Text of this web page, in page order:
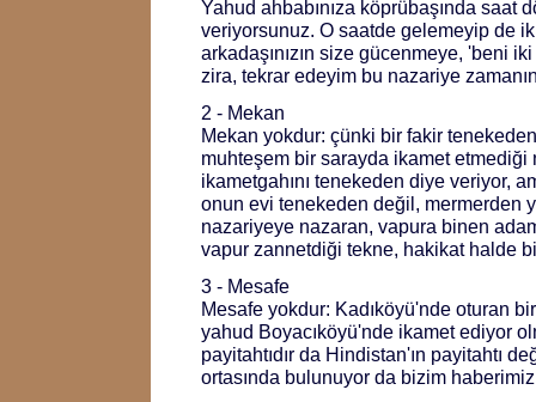
Yahud ahbabınıza köprübaşında saat
veriyorsunuz. O saatde gelemeyip de
arkadaşınızın size gücenmeye, 'beni
zira, tekrar edeyim bu nazariye
2 - Mekan
Mekan yokdur: çünki bir fakir
muhteşem bir sarayda ikamet
ikametgahını tenekeden diye veriyor,
onun evi tenekeden değil, mermerden
nazariyeye nazaran, vapura binen
vapur zannetdiği tekne, hakikat halde
3 - Mesafe
Mesafe yokdur: Kadıköyü'nde oturan
yahud Boyacıköyü'nde ikamet ediyor
payitahtıdır da Hindistan'ın payitahtı
ortasında bulunuyor da bizim